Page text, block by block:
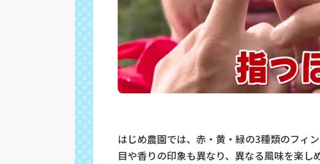
はじめ農園では、赤・黄・緑の3種類のフィ
目や香りの印象も異なり、異なる風味を楽しめ